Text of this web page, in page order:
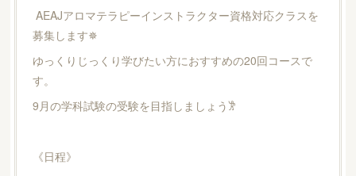
AEAJアロマテラピーインストラクター資格対応クラスを
募集します✵
ゆっくりじっくり学びたい方におすすめの20回コースで
す。
9月の学科試験の受験を目指しましょう𐦂
《日程》